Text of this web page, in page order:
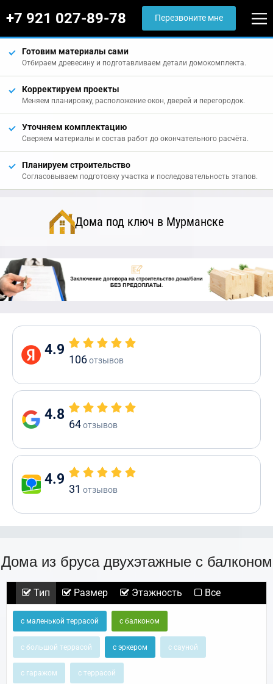
+7 921 027-89-78 Перезвоните мне
Готовим материалы сами
Отбираем древесину и подготавливаем детали домокомплекта.
Корректируем проекты
Меняем планировку, расположение окон, дверей и перегородок.
Уточняем комплектацию
Сверяем материалы и состав работ до окончательного расчёта.
Планируем строительство
Согласовываем подготовку участка и последовательность этапов.
Дома под ключ в Мурманске
4.9
106отзывов
4.8
64отзывов
4.9
31 отзывов
Дома из бруса двухэтажные с балконом
Тип Размер Этажность Все
с маленькой террасой с балконом
с большой террасой с эркером с сауной
с гаражом с террасой